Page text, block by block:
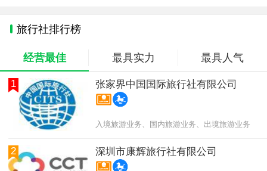
旅行社排行榜
经营最佳 最具实力 最具人气
1 张家界中国国际旅行社有限公司
入境旅游业务、国内旅游业务、出境旅游业务
2 深圳市康辉旅行社有限公司